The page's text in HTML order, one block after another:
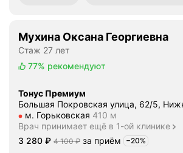
Мухина Оксана Георгиевна
Стаж 27 лет
77% рекомендуют
Тонус Премиум
Большая Покровская улица, 62/5,
Метро м. Горьковская Расстояние 410
м. Горьковская 410 м
Врач принимает ещё в 1-ой клинике
Цена
3280
3 280 ₽ Цена
4100
4 100 ₽ за приём Скидка -20%
−20%